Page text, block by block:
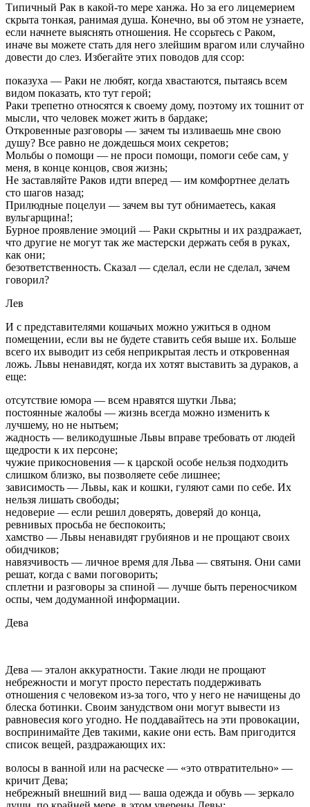
Типичный Рак в какой-то мере ханжа. Но за его лицемерием
скрыта тонкая, ранимая душа. Конечно, вы об этом не узнаете,
если начнете выяснять отношения. Не ссорьтесь с Раком,
иначе вы можете стать для него злейшим врагом или случайно
довести до слез. Избегайте этих поводов для ссор:
показуха — Раки не любят, когда хвастаются, пытаясь всем
видом показать, кто тут герой;
Раки трепетно относятся к своему дому, поэтому их тошнит от
мысли, что человек может жить в бардаке;
Откровенные разговоры — зачем ты изливаешь мне свою
душу? Все равно не дождешься моих секретов;
Мольбы о помощи — не проси помощи, помоги себе сам, у
меня, в конце концов, своя жизнь;
Не заставляйте Раков идти вперед — им комфортнее делать
сто шагов назад;
Прилюдные поцелуи — зачем вы тут обнимаетесь, какая
вульгарщина!;
Бурное проявление эмоций — Раки скрытны и их раздражает,
что другие не могут так же мастерски держать себя в руках,
как они;
безответственность. Сказал — сделал, если не сделал, зачем
говорил?
Лев
И с представителями кошачьих можно ужиться в одном
помещении, если вы не будете ставить себя выше их. Больше
всего их выводит из себя неприкрытая лесть и откровенная
ложь. Львы ненавидят, когда их хотят выставить за дураков, а
еще:
отсутствие юмора — всем нравятся шутки Льва;
постоянные жалобы — жизнь всегда можно изменить к
лучшему, но не нытьем;
жадность — великодушные Львы вправе требовать от людей
щедрости к их персоне;
чужие прикосновения — к царской особе нельзя подходить
слишком близко, вы позволяете себе лишнее;
зависимость — Львы, как и кошки, гуляют сами по себе. Их
нельзя лишать свободы;
недоверие — если решил доверять, доверяй до конца,
ревнивых просьба не беспокоить;
хамство — Львы ненавидят грубиянов и не прощают своих
обидчиков;
навязчивость — личное время для Льва — святыня. Они сами
решат, когда с вами поговорить;
сплетни и разговоры за спиной — лучше быть переносчиком
оспы, чем додуманной информации.
Дева
Дева — эталон аккуратности. Такие люди не прощают
небрежности и могут просто перестать поддерживать
отношения с человеком из-за того, что у него не начищены до
блеска ботинки. Своим занудством они могут вывести из
равновесия кого угодно. Не поддавайтесь на эти провокации,
воспринимайте Дев такими, какие они есть. Вам пригодится
список вещей, раздражающих их:
волосы в ванной или на расческе — «это отвратительно» —
кричит Дева;
небрежный внешний вид — ваша одежда и обувь — зеркало